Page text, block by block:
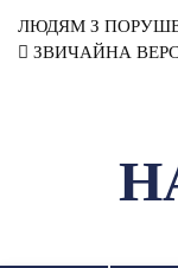
ЛЮДЯМ З
ЗВИЧАЙНА
НАУКОВА